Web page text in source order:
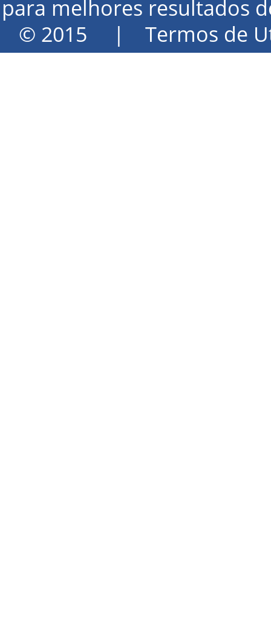
para melhores
© 2015 |Termos de